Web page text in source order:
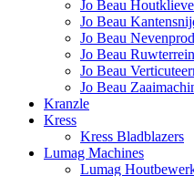
Jo Beau
Jo Beau
Jo Beau
Jo Beau
Jo Beau
Jo Beau
Kranzle
Kress
Kress Bladblazers
Lumag Machines
Lumag